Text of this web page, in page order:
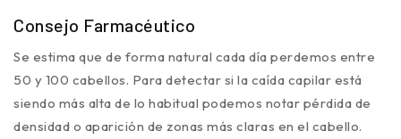
Consejo Farmacéutico
Se estima que de forma natural cada día perdemos entre
50 y 100 cabellos. Para detectar si la caída capilar está
siendo más alta de lo habitual podemos notar pérdida de
densidad o aparición de zonas más claras en el cabello.